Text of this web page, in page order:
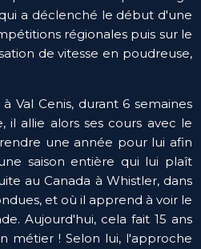
a déclenché le début d'une
régionales puis sur le
de vitesse en poudreuse,
à Val Cenis, durant 6 semaines
allie alors ses cours avec le
une année pour lui afin
saison entière qui lui plaît
au Canada à Whistler, dans
et où il apprend à voir le
Aujourd'hui, cela fait 15 ans
métier ! Selon lui, l'approche